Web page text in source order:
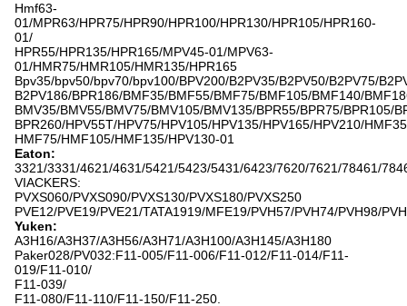
Hmf63-
01/MPR63/HPR75/HPR90/HPR100/HPR130/HPR105/HPR160-
01/
HPR55/HPR135/HPR165/MPV45-01/MPV63-
01/HMR75/HMR105/HMR135/HPR165
Bpv35/bpv50/bpv70/bpv100/BPV200/B2PV35/B2PV50/B2PV75/
B2PV186/BPR186/BMF35/BMF55/BMF75/BMF105/BMF140/
BMV35/BMV55/BMV75/BMV105/BMV135/BPR55/BPR75/BPR105/
BPR260/HPV55T/HPV75/HPV105/HPV135/HPV165/HPV210/
HMF75/HMF105/HMF135/HPV130-01
Eaton:
3321/3331/4621/4631/5421/5423/5431/6423/7620/7621/78461/
VIACKERS:
PVXS060/PVXS090/PVXS130/PVXS180/PVXS250
PVE12/PVE19/PVE21/TATA1919/MFE19/PVH57/PVH74/PVH98/
Yuken:
A3H16/A3H37/A3H56/A3H71/A3H100/A3H145/A3H180
Paker028/PV032:F11-005/F11-006/F11-012/F11-014/F11-
019/F11-010/
F11-039/
F11-080/F11-110/F11-150/F11-250.